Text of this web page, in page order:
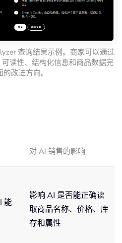
查询结果示例。商家可以通过
读性、结构化信息和商品数据完
改进方向。
对 AI 销售的影响
能
影响 AI 是否能正确读
取商品名称、价格、库
存和属性